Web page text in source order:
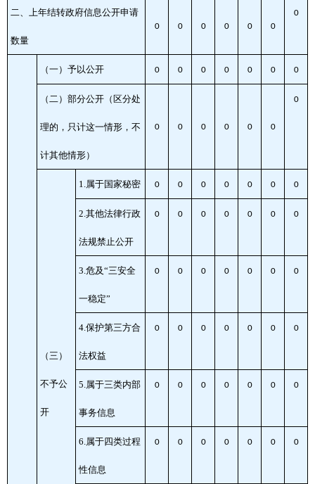
二、上年结转政府信息公开申请
数量
0 0 0 0 0 0
0
（一）予以公开 0 0 0 0 0 0 0
（二）部分公开 （区分处
理的，只计这一情形，不
计其他情形）
0 0 0 0 0 0
0
（三）
不予公
开
1.属于国家秘密 0 0 0 0 0 0 0
2.其他法律行政
法规禁止公开
0 0 0 0 0 0 0
3.危及“三安全
一稳定”
0 0 0 0 0 0 0
4.保护第三方合
法权益
0 0 0 0 0 0 0
5.属于三类内部
事务信息
0 0 0 0 0 0 0
6.属于四类过程
性信息
0 0 0 0 0 0 0